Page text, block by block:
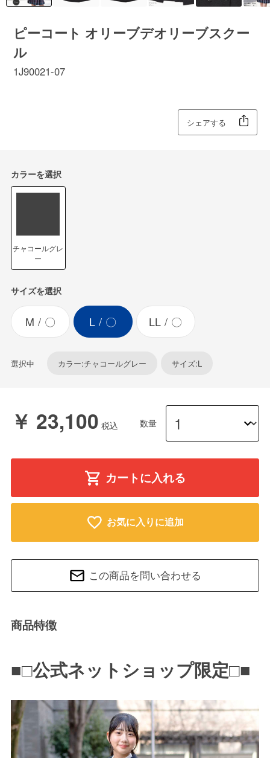
ピーコート オリーブデオリーブスクー
ル
1J90021-07
シェアする
カラーを選択
チャコールグレ
ー
サイズを選択
M 〇 L 〇 LL 〇
選択中 カラー:チャコールグレー サイズ:L
￥ 23,100 数量
カートに入れる
お気に入りに追加
この商品を問い合わせる
商品特徴
■□公式ネットショップ限定□■